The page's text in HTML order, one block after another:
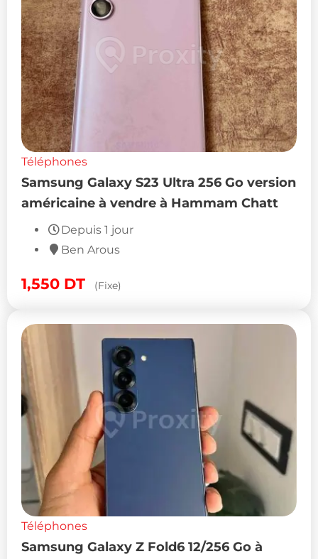
Téléphones
Samsung Galaxy S23 Ultra 256 Go version
américaine à vendre à Hammam Chatt
Depuis 1 jour
Ben Arous
1,550 DT (Fixe)
Téléphones
Samsung Galaxy Z Fold6 12/256 Go à